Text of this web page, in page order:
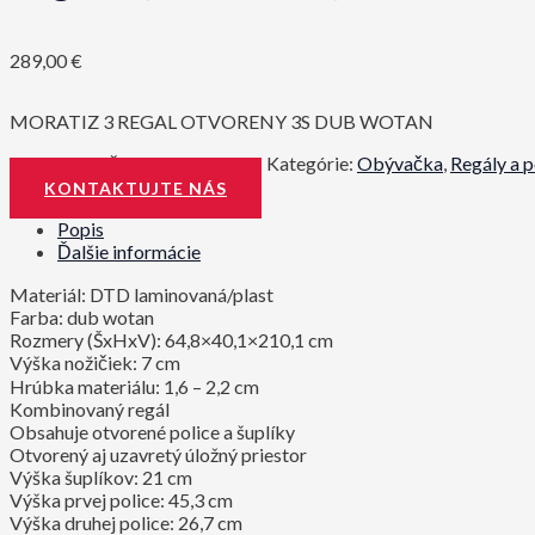
289,00€
MORATIZ 3 REGAL OTVORENY 3S DUB WOTAN
Katalógové číslo:0000352431 Kategórie: Obývačka, Regály a
KONTAKTUJTE NÁS
Popis
Ďalšie informácie
Materiál: DTD laminovaná/plast
Farba: dub wotan
Rozmery (ŠxHxV): 64,8×40,1×210,1 cm
Výška nožičiek: 7 cm
Hrúbka materiálu: 1,6 – 2,2 cm
Kombinovaný regál
Obsahuje otvorené police a šuplíky
Otvorený aj uzavretý úložný priestor
Výška šuplíkov: 21 cm
Výška prvej police: 45,3 cm
Výška druhej police: 26,7 cm